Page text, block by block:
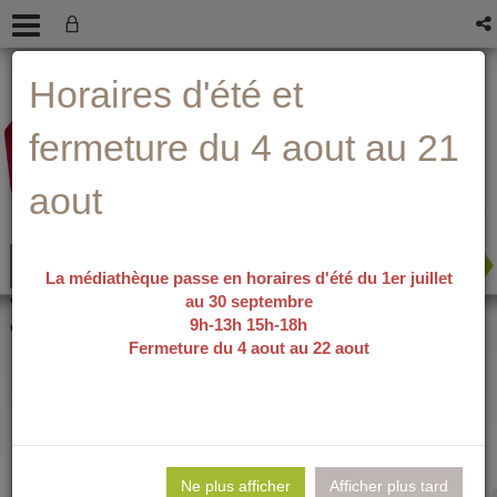
menu
contenu
recherche
Vous êtes ici :
Détail du
document
Muchachas 3 /
Horaires d'été et
fermeture du 4 aout au 21
aout
La médiathèque passe en horaires d'été du 1er juillet
au 30 septembre
9h-13h 15h-18h
Fermeture du 4 aout au 22 aout
Ne plus afficher Afficher plus tard